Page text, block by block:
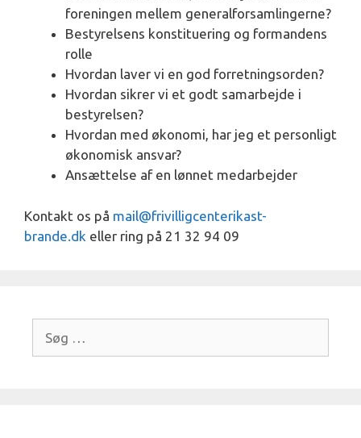
foreningen mellem generalforsamlingerne?
Bestyrelsens konstituering og formandens
rolle
Hvordan laver vi en god forretningsorden?
Hvordan sikrer vi et godt samarbejde i
bestyrelsen?
Hvordan med økonomi, har jeg et personligt
økonomisk ansvar?
Ansættelse af en lønnet medarbejder
Kontakt os på mail@frivilligcenterikast-
brande.dk eller ring på 21 32 94 09
efter: